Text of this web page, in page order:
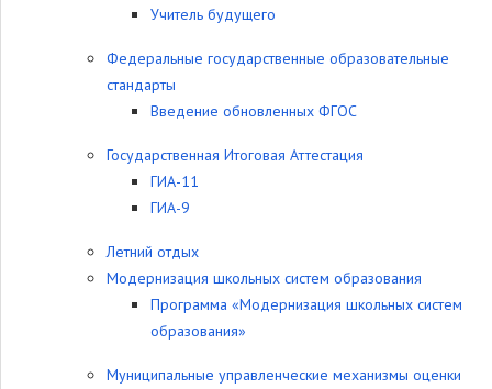
Учитель будущего
Федеральные государственные образовательные
стандарты
Введение обновленных ФГОС
Государственная Итоговая Аттестация
ГИА-11
ГИА-9
Летний отдых
Модернизация школьных систем образования
Программа «Модернизация школьных систем
образования»
Муниципальные управленческие механизмы оценки